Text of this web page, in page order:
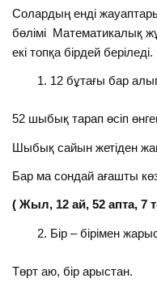
Солардың енді
бөлімі Математикалық
екі топқа бірдей беріледі.
12 бұтағы бар
52 шыбық тарап өсіп
Шыбық сайын жетіден
Бар ма сондай ағашты
( Жыл, 12 ай, 52 апта, 7
Бір – бірімен
Төрт аю, бір арыстан.